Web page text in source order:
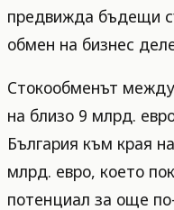
предвижда бъдещи
обмен на бизнес
Стокообменът
на близо 9 млрд.
България към края
млрд. евро, което
потенциал за още